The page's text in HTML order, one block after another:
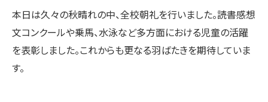
本日は久々の秋晴れの中、全校朝礼を行いました。読書感想
文コンクールや乗馬、水泳など多方面における児童の活躍
を表彰しました。これからも更なる羽ばたきを期待していま
す。